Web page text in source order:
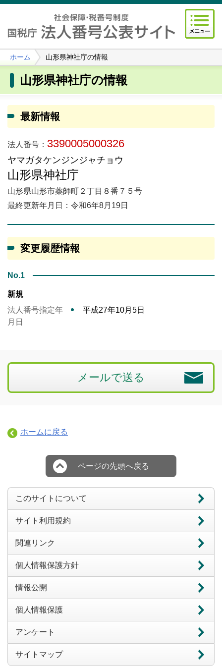
ホーム 山形県神社庁の情報
山形県神社庁の情報
最新情報
法人番号： 3390005000326
ヤマガタケンジンジャチョウ
山形県神社庁
山形県山形市薬師町２丁目８番７５号
最終更新年月日：令和6年8月19日
変更履歴情報
No.1
新規
法人番号指定年
月日
平成27年10月5日
メールで送る
ホームに戻る
ページの先頭へ戻る
このサイトについて
サイト利用規約
関連リンク
個人情報保護方針
情報公開
個人情報保護
アンケート
サイトマップ